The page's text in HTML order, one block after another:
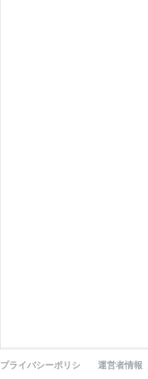
プライバシーポリシー 運営者情報